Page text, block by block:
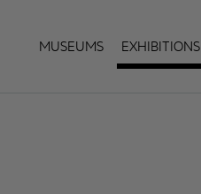
Museums Exhibitions